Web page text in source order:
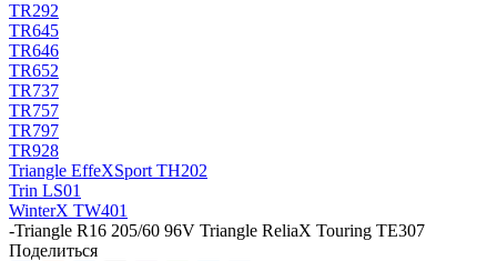
TR292
TR645
TR646
TR652
TR737
TR757
TR797
TR928
Triangle EffeXSport TH202
Trin LS01
WinterX TW401
-Triangle R16 205/60 96V Triangle ReliaX Touring TE307
Поделиться